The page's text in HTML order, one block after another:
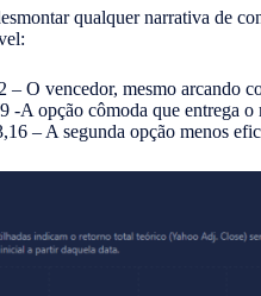
qualquer narrativa de
– O vencedor, mesmo arcando
-A opção cômoda que entrega o
– A segunda opção menos